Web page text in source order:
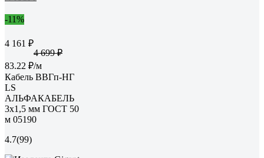
-11%
4 161 ₽
4 699 ₽
83.22 ₽/м
Кабель ВВГп-НГ
LS
АЛЬФАКАБЕЛЬ
3х1,5 мм ГОСТ 50
м 05190
4.7(99)